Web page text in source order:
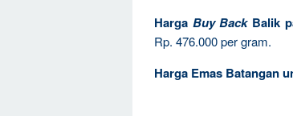
Harga Buy Back Balik
Rp. 476.000 per gram.
Harga Emas Batangan